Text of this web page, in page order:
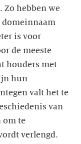
Zo hebben we
domeinnaam
is voor
de meeste
houders met
hun
valt het te
van
om te
verlengd.